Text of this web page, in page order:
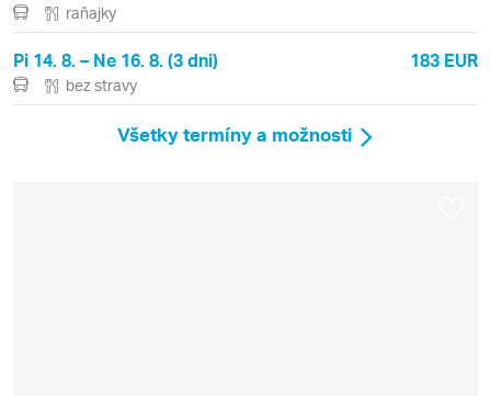
raňajky
Pi 14. 8. – Ne 16. 8. (3 dni) 183 EUR
bez stravy
Všetky termíny a možnosti